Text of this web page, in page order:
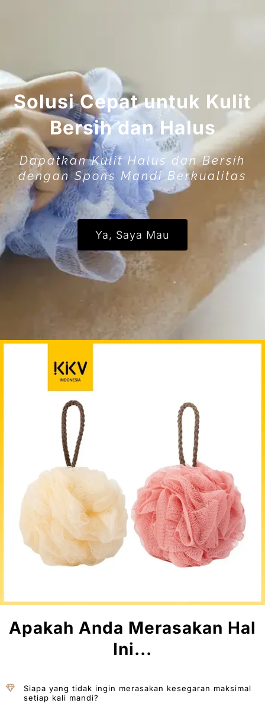
Solusi Cepat untuk Kulit
Bersih dan Halus
Dapatkan Kulit Halus dan Bersih
dengan Spons Mandi Berkualitas
Ya, Saya Mau
Apakah Anda Merasakan Hal
Ini...
Siapa yang tidak ingin merasakan kesegaran maksimal
setiap kali mandi?